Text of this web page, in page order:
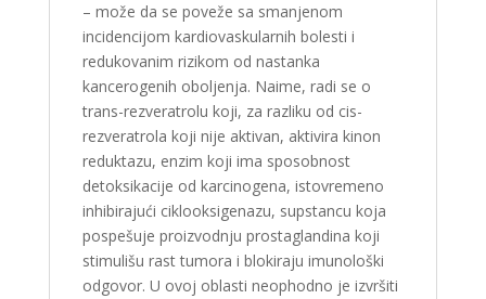
– može da se poveže sa smanjenom
incidencijom kardiovaskularnih bolesti i
redukovanim rizikom od nastanka
kancerogenih oboljenja. Naime, radi se o
trans-rezveratrolu koji, za razliku od cis-
rezveratrola koji nije aktivan, aktivira kinon
reduktazu, enzim koji ima sposobnost
detoksikacije od karcinogena, istovremeno
inhibirajući ciklooksigenazu, supstancu koja
pospešuje proizvodnju prostaglandina koji
stimulišu rast tumora i blokiraju imunološki
odgovor. U ovoj oblasti neophodno je izvršiti